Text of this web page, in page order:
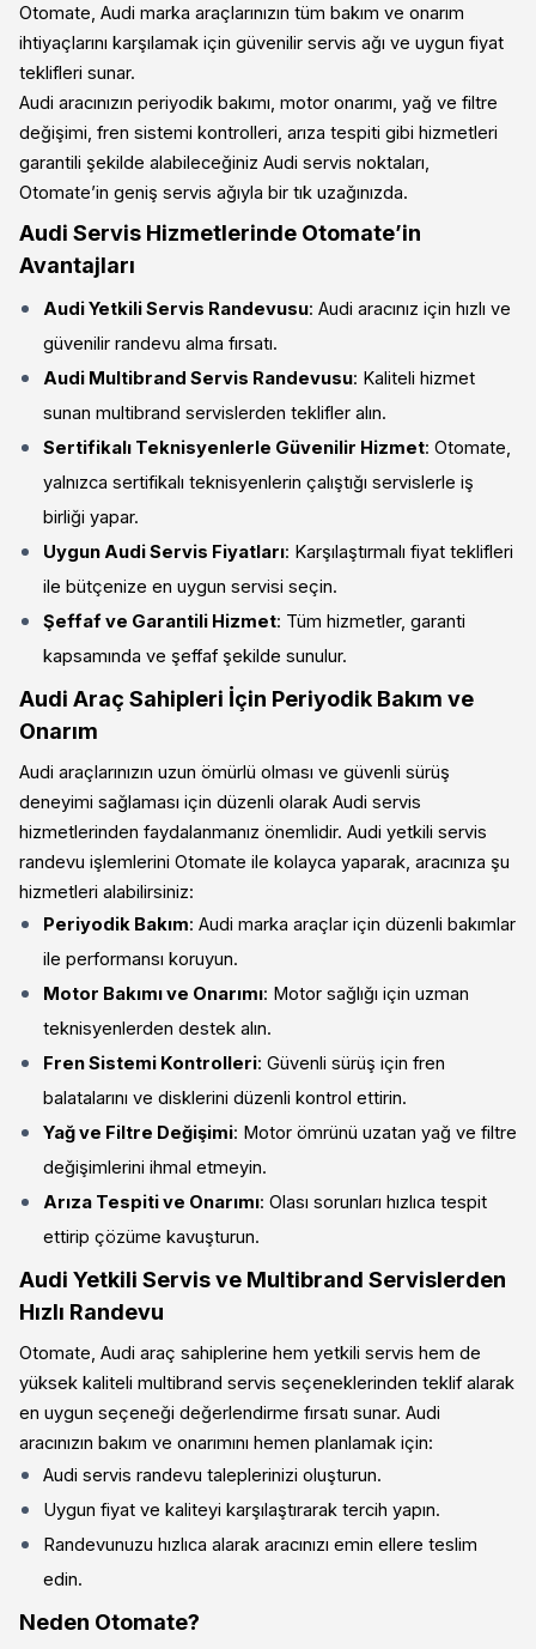
Otomate, Audi marka araçlarınızın tüm bakım ve onarım
ihtiyaçlarını karşılamak için güvenilir servis ağı ve uygun fiyat
teklifleri sunar.
Audi aracınızın periyodik bakımı, motor onarımı, yağ ve filtre
değişimi, fren sistemi kontrolleri, arıza tespiti gibi hizmetleri
garantili şekilde alabileceğiniz Audi servis noktaları,
Otomate’in geniş servis ağıyla bir tık uzağınızda.
Audi Servis Hizmetlerinde Otomate’in
Avantajları
Audi Yetkili Servis Randevusu: Audi aracınız için hızlı ve
güvenilir randevu alma fırsatı.
Audi Multibrand Servis Randevusu: Kaliteli hizmet
sunan multibrand servislerden teklifler alın.
Sertifikalı Teknisyenlerle Güvenilir Hizmet: Otomate,
yalnızca sertifikalı teknisyenlerin çalıştığı servislerle iş
birliği yapar.
Uygun Audi Servis Fiyatları: Karşılaştırmalı fiyat teklifleri
ile bütçenize en uygun servisi seçin.
Şeffaf ve Garantili Hizmet: Tüm hizmetler, garanti
kapsamında ve şeffaf şekilde sunulur.
Audi Araç Sahipleri İçin Periyodik Bakım ve
Onarım
Audi araçlarınızın uzun ömürlü olması ve güvenli sürüş
deneyimi sağlaması için düzenli olarak Audi servis
hizmetlerinden faydalanmanız önemlidir. Audi yetkili servis
randevu işlemlerini Otomate ile kolayca yaparak, aracınıza şu
hizmetleri alabilirsiniz:
Periyodik Bakım: Audi marka araçlar için düzenli bakımlar
ile performansı koruyun.
Motor Bakımı ve Onarımı: Motor sağlığı için uzman
teknisyenlerden destek alın.
Fren Sistemi Kontrolleri: Güvenli sürüş için fren
balatalarını ve disklerini düzenli kontrol ettirin.
Yağ ve Filtre Değişimi: Motor ömrünü uzatan yağ ve filtre
değişimlerini ihmal etmeyin.
Arıza Tespiti ve Onarımı: Olası sorunları hızlıca tespit
ettirip çözüme kavuşturun.
Audi Yetkili Servis ve Multibrand Servislerden
Hızlı Randevu
Otomate, Audi araç sahiplerine hem yetkili servis hem de
yüksek kaliteli multibrand servis seçeneklerinden teklif alarak
en uygun seçeneği değerlendirme fırsatı sunar. Audi
aracınızın bakım ve onarımını hemen planlamak için:
Audi servis randevu taleplerinizi oluşturun.
Uygun fiyat ve kaliteyi karşılaştırarak tercih yapın.
Randevunuzu hızlıca alarak aracınızı emin ellere teslim
edin.
Neden Otomate?